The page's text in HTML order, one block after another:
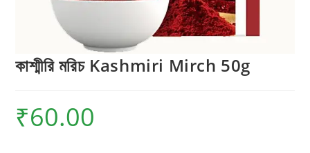
কাশ্মীরি মরিচ Kashmiri Mirch 50g
₹60.00